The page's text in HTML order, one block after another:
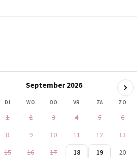
September 2026
DI WO DO VR ZA ZO
1 2 3 4 5
6
8 9 10 11 12
13
15 16 17 18 19
20